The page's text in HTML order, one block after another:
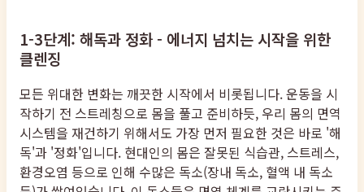
1-3단계: 해독과 정화 - 에너지 넘치는 시작을 위한
클렌징
모든 위대한 변화는 깨끗한 시작에서 비롯됩니다. 운동을 시
작하기 전 스트레칭으로 몸을 풀고 준비하듯, 우리 몸의 면역
시스템을 재건하기 위해서도 가장 먼저 필요한 것은 바로 '해
독'과 '정화'입니다. 현대인의 몸은 잘못된 식습관, 스트레스,
환경오염 등으로 인해 수많은 독소(장내 독소, 혈액 내 독소